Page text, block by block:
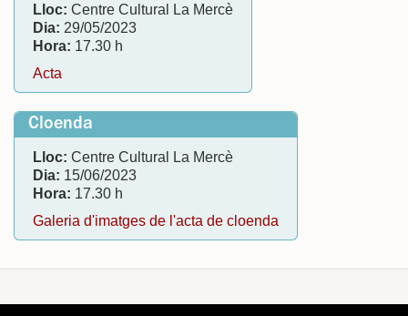
Lloc: Centre Cultural La Mercè
Dia: 29/05/2023
Hora: 17.30 h
Acta
Cloenda
Lloc: Centre Cultural La Mercè
Dia: 15/06/2023
Hora: 17.30 h
Galeria d'imatges de l'acta de cloenda